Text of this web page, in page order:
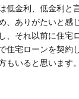
低金利、低金利と
、ありがたいと感
、それ以前に住宅
住宅ローンを契約
もいると思います。